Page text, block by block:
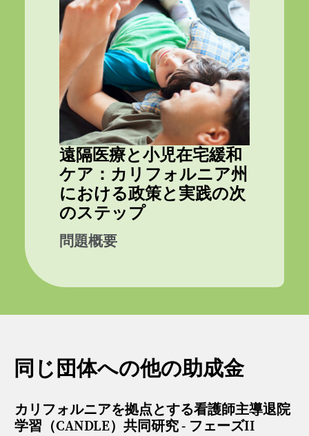
遠隔医療と小児在宅緩和
ケア：カリフォルニア州
における政策と実践の次
のステップ
問題概要
同じ団体への他の助成金
カリフォルニアを拠点とする看護師主導退院
学習（CANDLE）共同研究 - フェーズII